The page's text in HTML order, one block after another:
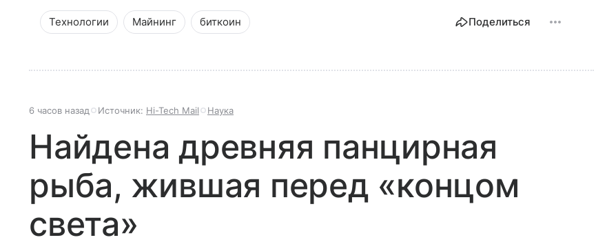
Технологии Майнинг биткоин Поделиться
6 часов назад Источник: Hi-Tech Mail Наука
Найдена древняя панцирная
рыба, жившая перед «концом
света»